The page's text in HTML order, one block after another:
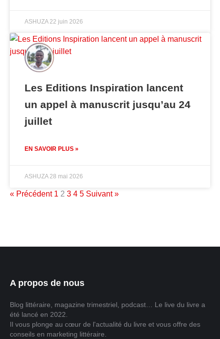
ASHUZA22 juin 2026
Les Editions Inspiration lancent
un appel à manuscrit jusqu’au 24
juillet
EN SAVOIR PLUS »
ASHUZA28 mai 2026
« Précédent 1 2 3 4 5 Suivant »
A propos de nous
Blog littéraire, magazine trimestriel, podcast… Le live du livre a
été lancé en 2022.
Il vous plonge au cœur de l'actualité du livre et vous offre des
conseils en marketing littéraire.